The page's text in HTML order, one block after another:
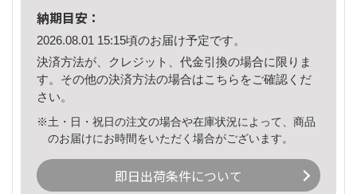
納期目安：
2026.08.01 15:15頃のお届け予定です。
決済方法が、クレジット、代金引換の場合に限りま
す。その他の決済方法の場合はこちら をご確認くだ
さい。
※土・日・祝日の注文の場合や在庫状況によって、商品
のお届けにお時間をいただく場合がございます。
即日出荷条件について